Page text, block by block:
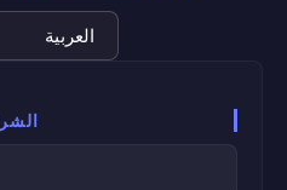
اختيار
اللغة